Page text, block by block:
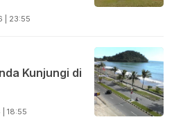
| 23:55
Kunjungi di
18:55